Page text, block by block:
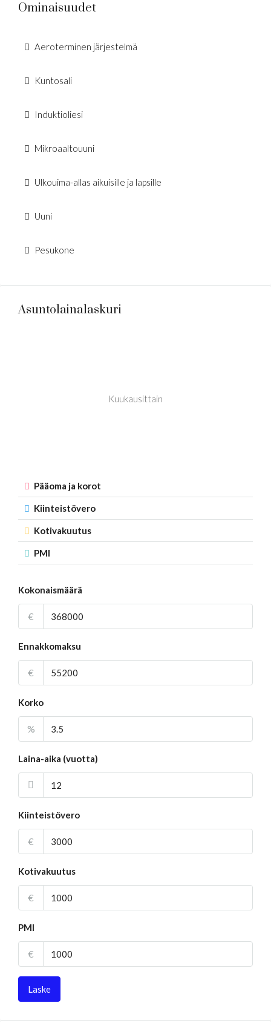
Ominaisuudet
Aeroterminen järjestelmä
Kuntosali
Induktioliesi
Mikroaaltouuni
Ulkouima-allas aikuisille ja lapsille
Uuni
Pesukone
Asuntolainalaskuri
Kuukausittain
Pääoma ja korot
Kiinteistövero
Kotivakuutus
PMI
Kokonaismäärä
€
Ennakkomaksu
€
Korko
%
Laina-aika (vuotta)
Kiinteistövero
€
Kotivakuutus
€
PMI
€
Laske